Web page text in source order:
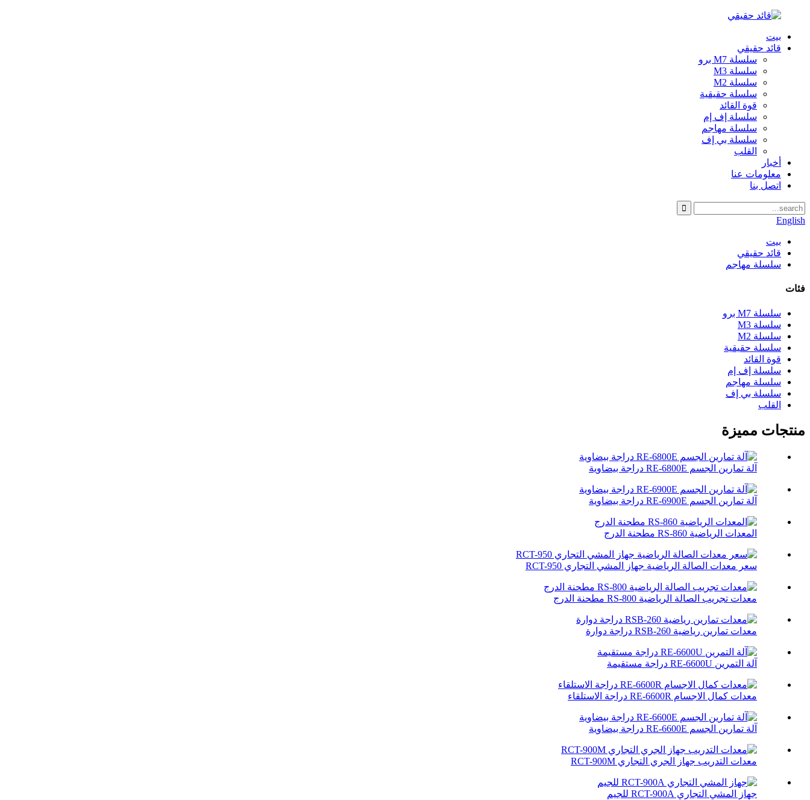
بيت
قائد حقيقي
سلسلة M7 برو
سلسلة M3
سلسلة M2
سلسلة حقيقية
قوة القائد
سلسلة إف إم
سلسلة مهاجم
سلسلة بي إف
القلب
أخبار
معلومات عنا
اتصل بنا
English
بيت
قائد حقيقي
سلسلة مهاجم
فئات
سلسلة M7 برو
سلسلة M3
سلسلة M2
سلسلة حقيقية
قوة القائد
سلسلة إف إم
سلسلة مهاجم
سلسلة بي إف
القلب
منتجات مميزة
آلة تمارين الجسم RE-6800E دراجة بيضاوية
آلة تمارين الجسم RE-6900E دراجة بيضاوية
المعدات الرياضية RS-860 مطحنة الدرج
سعر معدات الصالة الرياضية جهاز المشي التجاري RCT-950
معدات تجريب الصالة الرياضية RS-800 مطحنة الدرج
معدات تمارين رياضية RSB-260 دراجة دوارة
آلة التمرين RE-6600U دراجة مستقيمة
معدات كمال الاجسام RE-6600R دراجة الاستلقاء
آلة تمارين الجسم RE-6600E دراجة بيضاوية
معدات التدريب جهاز الجري التجاري RCT-900M
جهاز المشي التجاري RCT-900A للجيم